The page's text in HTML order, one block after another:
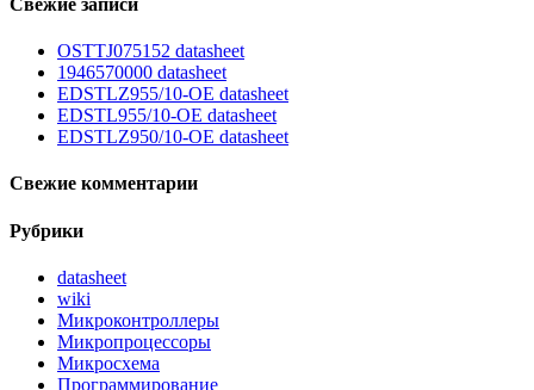
Свежие записи
OSTTJ075152 datasheet
1946570000 datasheet
EDSTLZ955/10-OE datasheet
EDSTL955/10-OE datasheet
EDSTLZ950/10-OE datasheet
Свежие комментарии
Рубрики
datasheet
wiki
Микроконтроллеры
Микропроцессоры
Микросхема
Программирование